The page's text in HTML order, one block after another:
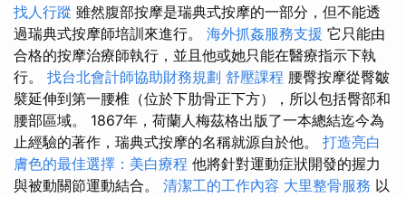
找人行蹤 雖然腹部按摩是瑞典式按摩的一部分，但不能透
過瑞典式按摩師培訓來進行。 海外抓姦服務支援 它只能由
合格的按摩治療師執行，並且他或她只能在醫療指示下執
行。 找台北會計師協助財務規劃 舒壓課程 腰臀按摩從臀皺
襞延伸到第一腰椎（位於下肋骨正下方），所以包括臀部和
腰部區域。 1867年，荷蘭人梅茲格出版了一本總結迄今為
止經驗的著作，瑞典式按摩的名稱就源自於他。 打造亮白
膚色的最佳選擇：美白療程 他將針對運動症狀開發的握力
與被動關節運動結合。 清潔工的工作內容 大里整骨服務 以